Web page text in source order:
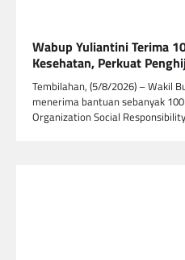
Wabup Yuliantini Terima
Kesehatan, Perkuat
Tembilahan, (5/8/2026) – Wakil
menerima bantuan sebanyak
Organization Social